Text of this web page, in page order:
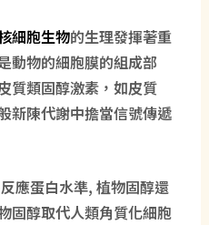
細胞生物的生理發揮著重
動物的細胞膜的組成部
質類固醇激素，如皮質
新陳代謝中擔當信號傳遞
應蛋白水準, 植物固醇還
固醇取代人類角質化細胞